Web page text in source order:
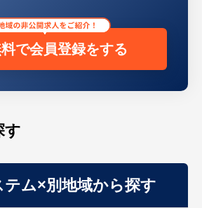
で会員登録をする
す
テム×別地域から探す